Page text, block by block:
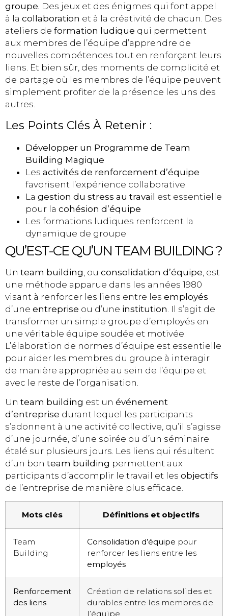
groupe. Des jeux et des énigmes qui font appel
à la collaboration et à la créativité de chacun. Des
ateliers de formation ludique qui permettent
aux membres de l’équipe d’apprendre de
nouvelles compétences tout en renforçant leurs
liens. Et bien sûr, des moments de complicité et
de partage où les membres de l’équipe peuvent
simplement profiter de la présence les uns des
autres.
Les Points Clés À Retenir :
Développer un Programme de Team
Building Magique
Les activités de renforcement d’équipe
favorisent l’expérience collaborative
La gestion du stress au travail est essentielle
pour la cohésion d’équipe
Les formations ludiques renforcent la
dynamique de groupe
QU’EST-CE QU’UN TEAM BUILDING ?
Un team building , ou consolidation d’équipe , est
une méthode apparue dans les années 1980
visant à renforcer les liens entre les employés
d’une entreprise ou d’une institution . Il s’agit de
transformer un simple groupe d’employés en
une véritable équipe soudée et motivée.
L’élaboration de normes d’équipe est essentielle
pour aider les membres du groupe à interagir
de manière appropriée au sein de l’équipe et
avec le reste de l’organisation.
Un team building est un événement
d’entreprise durant lequel les participants
s’adonnent à une activité collective, qu’il s’agisse
d’une journée, d’une soirée ou d’un séminaire
étalé sur plusieurs jours. Les liens qui résultent
d’un bon team building permettent aux
participants d’accomplir le travail et les objectifs
de l’entreprise de manière plus efficace.
Mots clés Définitions et objectifs
Team
Building
Consolidation d’équipe pour
renforcer les liens entre les
employés
Renforcement
des liens
Création de relations solides et
durables entre les membres de
l’équipe